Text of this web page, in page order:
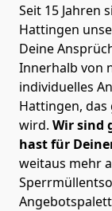
Seit 15 Jahren
Hattingen
Deine
Innerhalb von
individuelles
Hattingen,
wird. Wir sind
hast für
weitaus mehr